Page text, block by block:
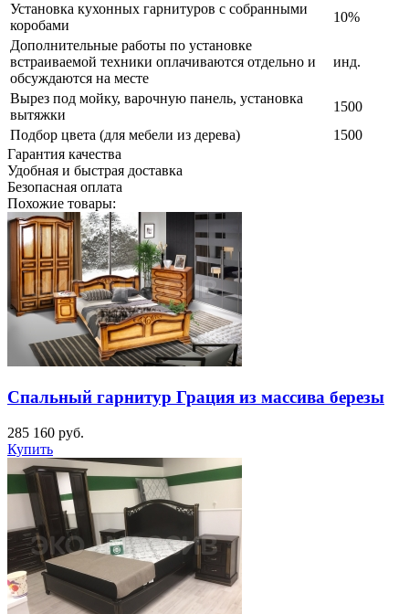
Установка кухонных гарнитуров с собранными
коробами
10%
Дополнительные работы по установке
встраиваемой техники оплачиваются отдельно и
обсуждаются на месте
инд.
Вырез под мойку, варочную панель, установка
вытяжки
1500
Подбор цвета (для мебели из дерева)
1500
Гарантия качества
Удобная и быстрая доставка
Безопасная оплата
Похожие товары:
Спальный гарнитур Грация из массива березы
285 160 руб.
Купить